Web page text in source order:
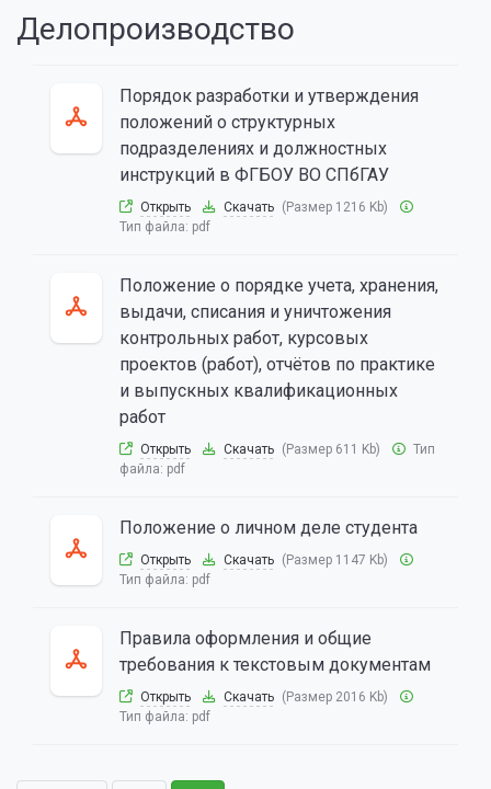
Делопроизводство
Порядок разработки и утверждения
положений о структурных
подразделениях и должностных
инструкций в ФГБОУ ВО СПбГАУ
Открыть Скачать (Размер 1216 Kb)
Тип файла: pdf
Положение о порядке учета, хранения,
выдачи, списания и уничтожения
контрольных работ, курсовых
проектов (работ), отчётов по практике
и выпускных квалификационных
работ
Открыть Скачать (Размер 611 Kb)
Тип
файла: pdf
Положение о личном деле студента
Открыть Скачать (Размер 1147 Kb)
Тип файла: pdf
Правила оформления и общие
требования к текстовым документам
Открыть Скачать (Размер 2016 Kb)
Тип файла: pdf